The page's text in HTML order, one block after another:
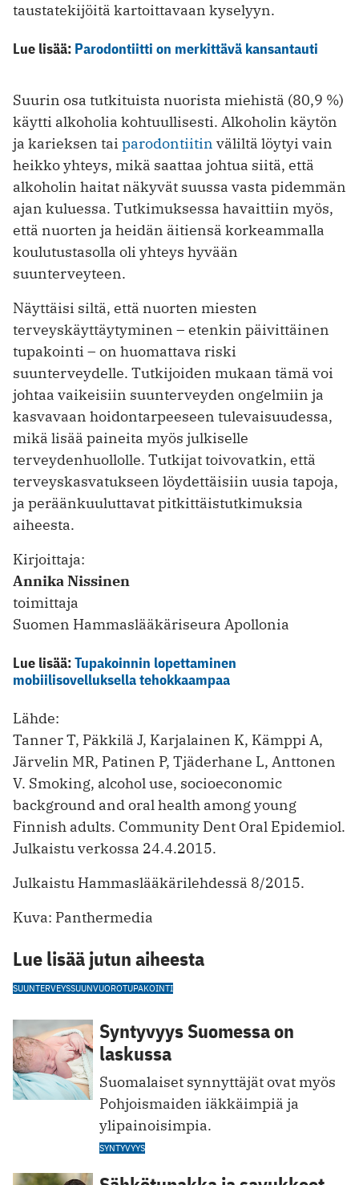
taustatekijöitä kartoittavaan kyselyyn.
Lue lisää: Parodontiitti on merkittävä kansantauti
Suurin osa tutkituista nuorista miehistä (80,9 %)
käytti alkoholia kohtuullisesti. Alkoholin käytön
ja karieksen tai parodontiitin väliltä löytyi vain
heikko yhteys, mikä saattaa johtua siitä, että
alkoholin haitat näkyvät suussa vasta pidemmän
ajan kuluessa. Tutkimuksessa havaittiin myös,
että nuorten ja heidän äitiensä korkeammalla
koulutustasolla oli yhteys hyvään
suunterveyteen.
Näyttäisi siltä, että nuorten miesten
terveyskäyttäytyminen – etenkin päivittäinen
tupakointi – on huomattava riski
suunterveydelle. Tutkijoiden mukaan tämä voi
johtaa vaikeisiin suunterveyden ongelmiin ja
kasvavaan hoidontarpeeseen tulevaisuudessa,
mikä lisää paineita myös julkiselle
terveydenhuollolle. Tutkijat toivovatkin, että
terveyskasvatukseen löydettäisiin uusia tapoja,
ja peräänkuuluttavat pitkittäistutkimuksia
aiheesta.
Kirjoittaja:
Annika Nissinen
toimittaja
Suomen Hammaslääkäriseura Apollonia
Lue lisää:Tupakoinnin lopettaminen
mobiilisovelluksella tehokkaampaa
Lähde:
Tanner T, Päkkilä J, Karjalainen K, Kämppi A,
Järvelin MR, Patinen P, Tjäderhane L, Anttonen
V. Smoking, alcohol use, socioeconomic
background and oral health among young
Finnish adults. Community Dent Oral Epidemiol.
Julkaistu verkossa 24.4.2015.
Julkaistu Hammaslääkärilehdessä 8/2015.
Kuva: Panthermedia
Lue lisää jutun aiheesta
SUUNTERVEYSSUUNVUOROTUPAKOINTI
Syntyvyys Suomessa on
laskussa
Suomalaiset synnyttäjät ova t myös
Pohjoismaiden iäkkäimpiä ja
ylipainoisimpia.
SYNTYVYYS